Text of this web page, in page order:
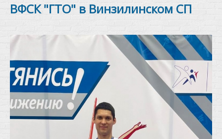
ВФСК "ГТО" в Винзилинском СП